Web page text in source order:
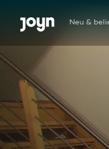
Zum Inhalt springen
Barrierefrei Neu &